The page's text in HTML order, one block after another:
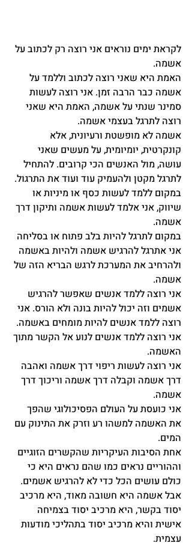
לקראת ימים נוראים אני רוצה רק לכתוב על
אשמה.
האמת היא שאני רוצה לכתוב וללמד על
אשמה כבר הרבה זמן. אני רוצה לעשות
סמינר שנתי על אשמה, האמת היא שאני
רוצה לתרגל בעצמי אשמה.
אשמה לא מופשטת ורעיונית, אלא
קונקרטית, יומיומית, על מעשים שאני
עושה, מול האנשים הכי קרובים. להתחיל
לתרגל מקטן ולהעמיק עוד ועוד את התרגול.
במקום ללמד לעשות כסף או מיניות או
שיווק, אני אלמד לעשות אשמה ותיקון דרך
אשמה.
במקום לתרגל להיות בלב פתוח או בסליחה
אני אתרגל להרגיש אשמה ולהיות באשמה
ולהרחיב את המערכת לרגש הבריא הזה של
אשמה.
אני רוצה ללמד אנשים שאפשר להרגיש
אשמים וזה יכול להיות בונה ולא הורס. אני
רוצה ללמד אנשים להיות מומחים באשמה.
אני רוצה ללמד אנשים לנוע אל הקשר מתוך
האשמה.
אני רוצה לעשות ריפוי דרך אשמה ואהבה
דרך אשמה וקבלה דרך אשמה וריכוך דרך
אשמה.
אני כועסת על העולם הפסיכולוגי שהפך
את האשמה למשהו רע וזרק את התינוק עם
המים.
אחת הסיבות העיקריות שהקשרים הזוגיים
וההוריים נראים כמו שהם נראים היא כי
כולם עושים הכל כדי לא להרגיש אשמים.
אבל אשמה היא חשובה מאוד, היא מרכיב
יסוד בקשר, היא מרכיב יסוד בצמיחה
אישית והיא מרכיב יסוד בתהליכי מודעות
עצמית.